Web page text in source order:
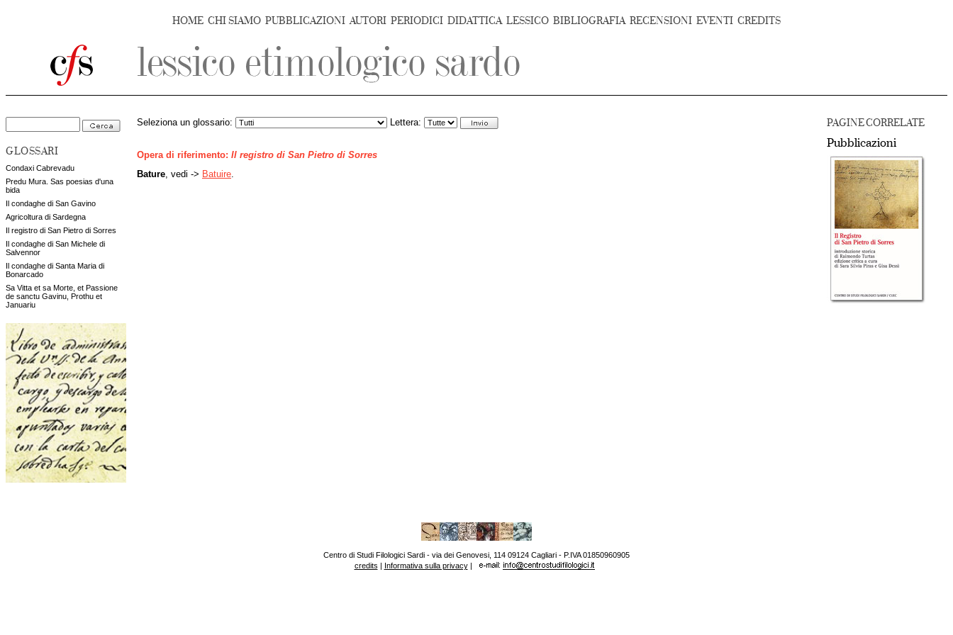
HOME CHI SIAMO PUBBLICAZIONI AUTORI PERIODICI DIDATTICA LESSICO BIBLIOGRAFIA RECENSIONI EVENTI CREDITS
GLOSSARI
Condaxi Cabrevadu
Predu Mura. Sas poesias d'una
bida
Il condaghe di San Gavino
Agricoltura di Sardegna
Il registro di San Pietro di Sorres
Il condaghe di San Michele di
Salvennor
Il condaghe di Santa Maria di
Bonarcado
Sa Vitta et sa Morte, et Passione
de sanctu Gavinu, Prothu et
Januariu
PAGINE CORRELATE
Pubblicazioni
Seleziona un glossario: Lettera:
Opera di riferimento: Il registro di San Pietro di Sorres
Bature , vedi -> Batuire
Centro di Studi Filologici Sardi - via dei Genovesi, 114 09124 Cagliari - P.IVA 01850960905
credits | Informativa sulla privacy|